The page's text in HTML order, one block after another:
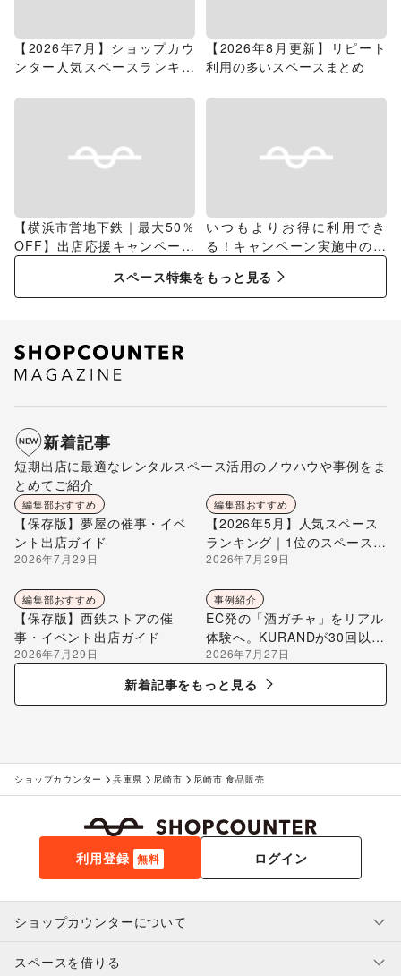
【2026年7月】ショップカウ
ンター人気スペースランキン
【2026年8月更新】リピート
利用の多いスペースまとめ
【横浜市営地下鉄｜最大50％
OFF】出店応援キャンペーン
特集
いつもよりお得に利用でき
る！キャンペーン実施中のス
スペース特集をもっと見る
新着記事
短期出店に最適なレンタルスペース活用のノウハウや事例をま
とめてご紹介
編集部おすすめ
【保存版】夢屋の催事・イベ
ント出店ガイド
2026年7月29日
編集部おすすめ
【2026年5月】人気スペース
ランキング｜1位のスペースを
編集部が解説
2026年7月29日
編集部おすすめ
【保存版】西鉄ストアの催
事・イベント出店ガイド
2026年7月29日
事例紹介
EC発の「酒ガチャ」をリアル
体験へ。KURANDが30回以上
のポップアップ出店で届け
る“新しいお酒との出会い”
2026年7月27日
新着記事をもっと見る
ショップカウンター 兵庫県 尼崎市 尼崎市 食品販売
利用登録 無料 ログイン
ショップカウンターについて
利用規約・ガイドライン
スペースを借りる